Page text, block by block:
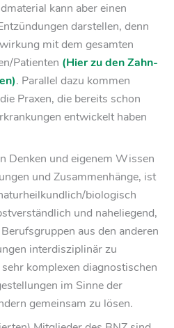
kann aber einen
darstellen, denn
mit dem gesamten
Patienten (Hier zu den Zahn-
. Parallel dazu kommen
Praxen, die bereits schon
entwickelt haben
Denken und eigenem Wissen
und Zusammenhänge, ist
biologisch
und naheliegend,
aus den anderen
interdisziplinär zu
komplexen diagnostischen
im Sinne der
gemeinsam zu lösen.